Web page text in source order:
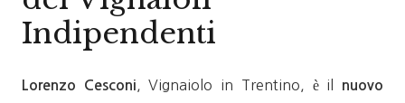
Indipendenti
Lorenzo Cesconi , Vignaiolo in Trentino, è il nuovo